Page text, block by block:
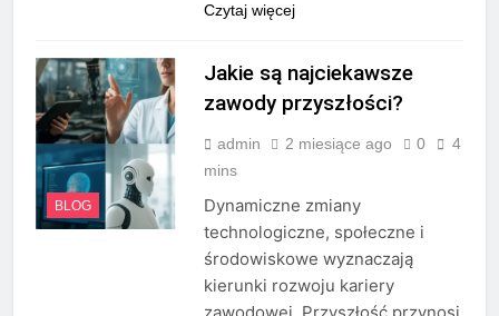
Czytaj więcej
BLOG
Jakie są najciekawsze
zawody przyszłości?
admin 2 miesiące ago 0
4
mins
Dynamiczne zmiany
technologiczne, społeczne i
środowiskowe wyznaczają
kierunki rozwoju kariery